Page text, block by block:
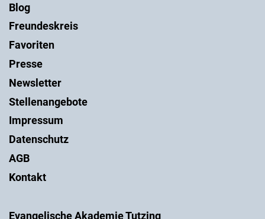
Evangelische Akademie Tutzing
Blog
Freundeskreis
Favoriten
Presse
Newsletter
Stellenangebote
Impressum
Datenschutz
AGB
Kontakt